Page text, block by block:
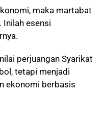
maka martabat
Inilah esensi
perjuangan Syarikat
tetapi menjadi
ekonomi berbasis